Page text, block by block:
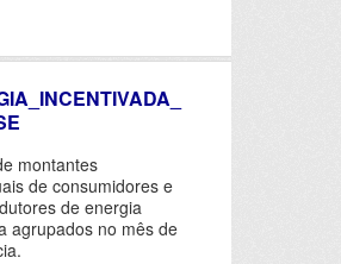
montantes
de consumidores e
de energia
agrupados no mês de